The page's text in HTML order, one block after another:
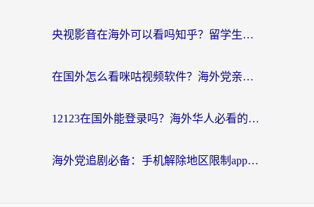
央视影音在海外可以看吗知乎？留学生亲测：3步解决地域限制+追剧自由
在国外怎么看咪咕视频软件？海外党亲测有效的回国加速方案
12123在国外能登录吗？海外华人必看的回国加速实用指南
海外党追剧必备：手机解除地区限制app怎么选？解决央视视频&国内剧地区限制全指南